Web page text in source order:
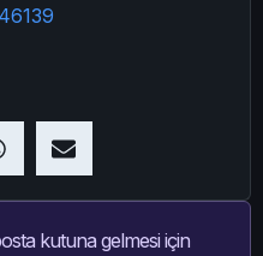
kutuna gelmesi için